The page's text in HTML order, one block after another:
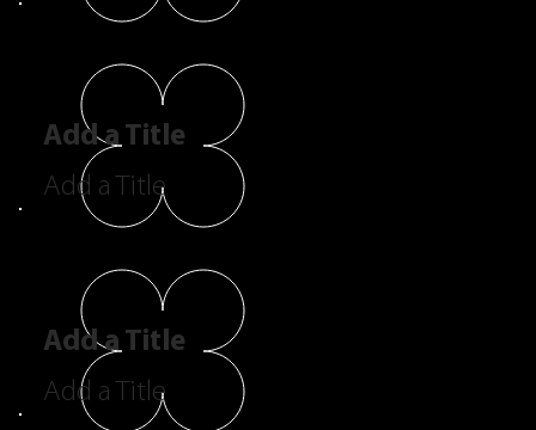
Add a Title
Add a Title
Add a Title
Add a Title